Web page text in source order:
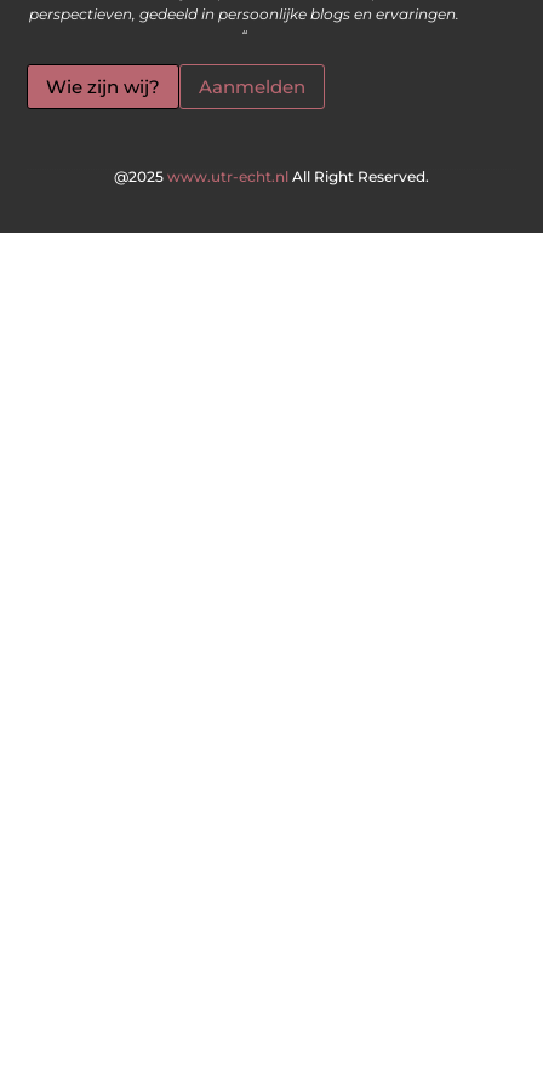
perspectieven, gedeeld in persoonlijke blogs en ervaringen.
“
Wie zijn wij? Aanmelden
@2025 www.utr-echt.nl All Right Reserved.